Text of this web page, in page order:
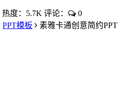
热度：5.7K 评论：
0
PPT模板
素雅卡通创意简约PPT